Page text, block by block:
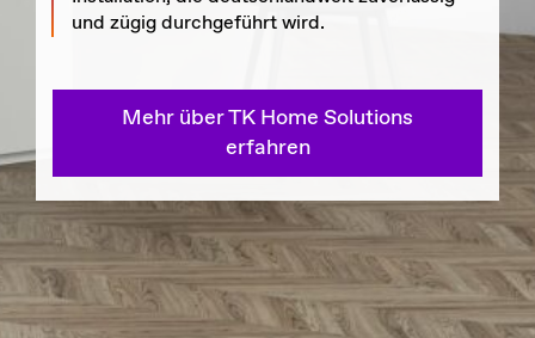
und zügig durchgeführt wird.
Mehr über TK Home Solutions
erfahren